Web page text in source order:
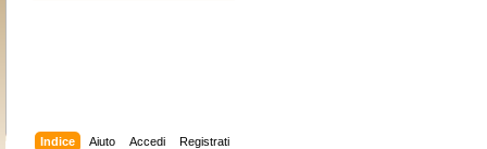
Indice Aiuto Accedi Registrati